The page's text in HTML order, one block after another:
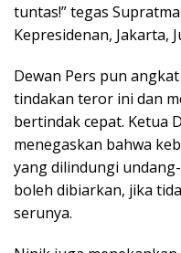
tuntas!” tegas
Kepresidenan, Jakarta,
Dewan Pers pun
tindakan teror ini dan
bertindak cepat. Ketua
menegaskan bahwa
yang dilindungi
boleh dibiarkan, jika
serunya.